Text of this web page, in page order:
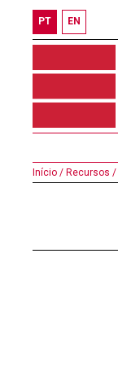
PT EN
Início / Recursos /